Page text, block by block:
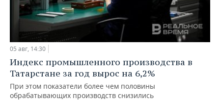
05 авг, 14:30
Индекс промышленного производства в
Татарстане за год вырос на 6,2%
При этом показатели более чем половины
обрабатывающих производств снизились